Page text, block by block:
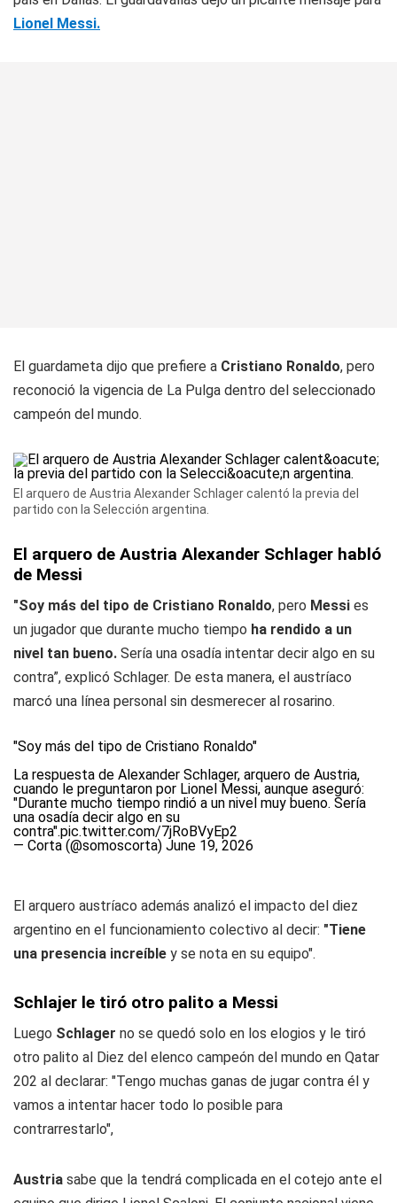
Lionel Messi.
El guardameta dijo que prefiere a Cristiano Ronaldo, pero
reconoció la vigencia de La Pulga dentro del seleccionado
campeón del mundo.
El arquero de Austria Alexander Schlager calentó la previa del
partido con la Selección argentina.
El arquero de Austria Alexander Schlager habló
de Messi
"Soy más del tipo de Cristiano Ronaldo, pero Messi es
un jugador que durante mucho tiempo ha rendido a un
nivel tan bueno. Sería una osadía intentar decir algo en su
contra”, explicó Schlager. De esta manera, el austríaco
marcó una línea personal sin desmerecer al rosarino.
"Soy más del tipo de Cristiano Ronaldo"
La respuesta de Alexander Schlager, arquero de Austria,
cuando le preguntaron por Lionel Messi, aunque aseguró:
"Durante mucho tiempo rindió a un nivel muy bueno. Sería
una osadía decir algo en su
contra".pic.twitter.com/7jRoBVyEp2
— Corta (@somoscorta) June 19, 2026
El arquero austríaco además analizó el impacto del diez
argentino en el funcionamiento colectivo al decir: "Tiene
una presencia increíble y se nota en su equipo".
Schlajer le tiró otro palito a Messi
Luego Schlager no se quedó solo en los elogios y le tiró
otro palito al Diez del elenco campeón del mundo en Qatar
202 al declarar: "Tengo muchas ganas de jugar contra él y
vamos a intentar hacer todo lo posible para
contrarrestarlo",
Austria sabe que la tendrá complicada en el cotejo ante el